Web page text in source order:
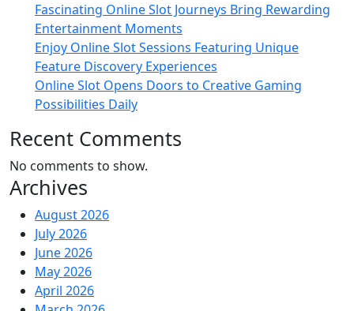
Fascinating Online Slot Journeys Bring Rewarding
Entertainment Moments
Enjoy Online Slot Sessions Featuring Unique
Feature Discovery Experiences
Online Slot Opens Doors to Creative Gaming
Possibilities Daily
Recent Comments
No comments to show.
Archives
August 2026
July 2026
June 2026
May 2026
April 2026